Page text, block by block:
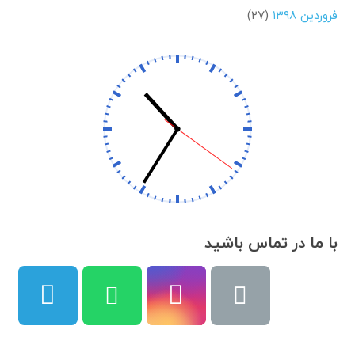
فروردین ۱۳۹۸
(۲۷)
با ما در تماس باشید